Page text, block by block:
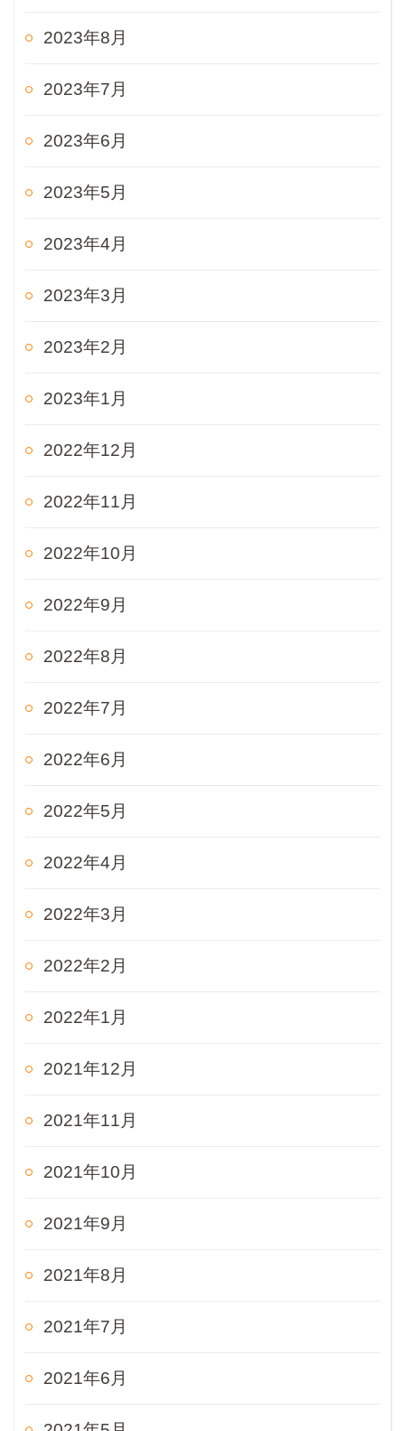
2023年8月
2023年7月
2023年6月
2023年5月
2023年4月
2023年3月
2023年2月
2023年1月
2022年12月
2022年11月
2022年10月
2022年9月
2022年8月
2022年7月
2022年6月
2022年5月
2022年4月
2022年3月
2022年2月
2022年1月
2021年12月
2021年11月
2021年10月
2021年9月
2021年8月
2021年7月
2021年6月